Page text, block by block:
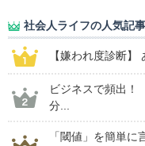
社会人ライフの人気記
【嫌われ度診断】
ビジネスで頻出！
分...
「閾値」を簡単